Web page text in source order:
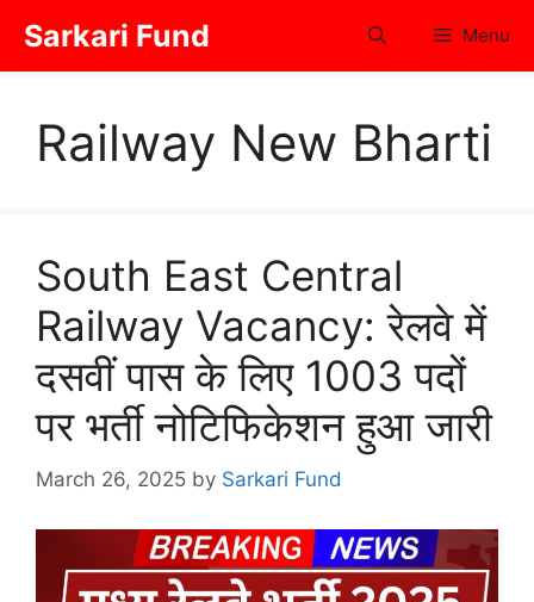
content
Sarkari Fund Menu
Railway New Bharti
South East Central
Railway Vacancy: रेलवे में
दसवीं पास के लिए 1003 पदों
पर भर्ती नोटिफिकेशन हुआ जारी
March 26, 2025 by Sarkari Fund